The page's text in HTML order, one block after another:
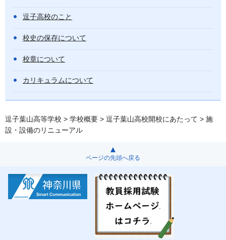
逗子高校のこと
校史の保存について
校章について
カリキュラムについて
逗子葉山高等学校 > 学校概要 > 逗子葉山高校開校にあたって > 施
設・設備のリニューアル
ページの先頭へ戻る